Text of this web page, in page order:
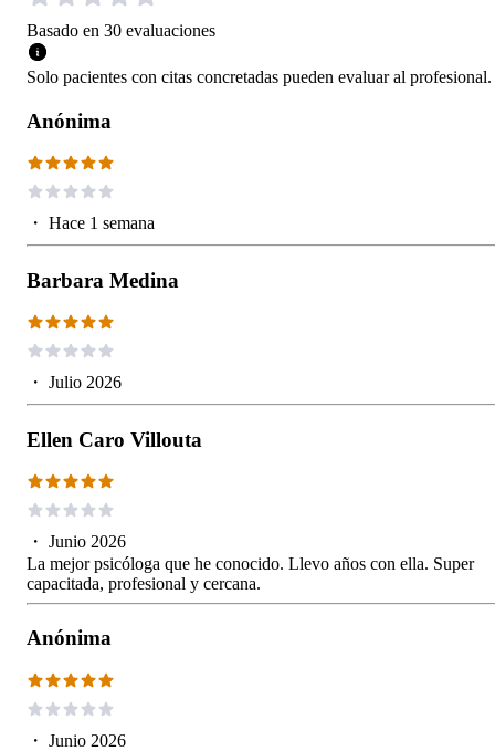
Basado en 30 evaluaciones
Solo pacientes con citas concretadas pueden evaluar al profesional.
Anónima
・ Hace 1 semana
Barbara Medina
・ Julio 2026
Ellen Caro Villouta
・ Junio 2026
La mejor psicóloga que he conocido. Llevo años con ella. Super
capacitada, profesional y cercana.
Anónima
・ Junio 2026